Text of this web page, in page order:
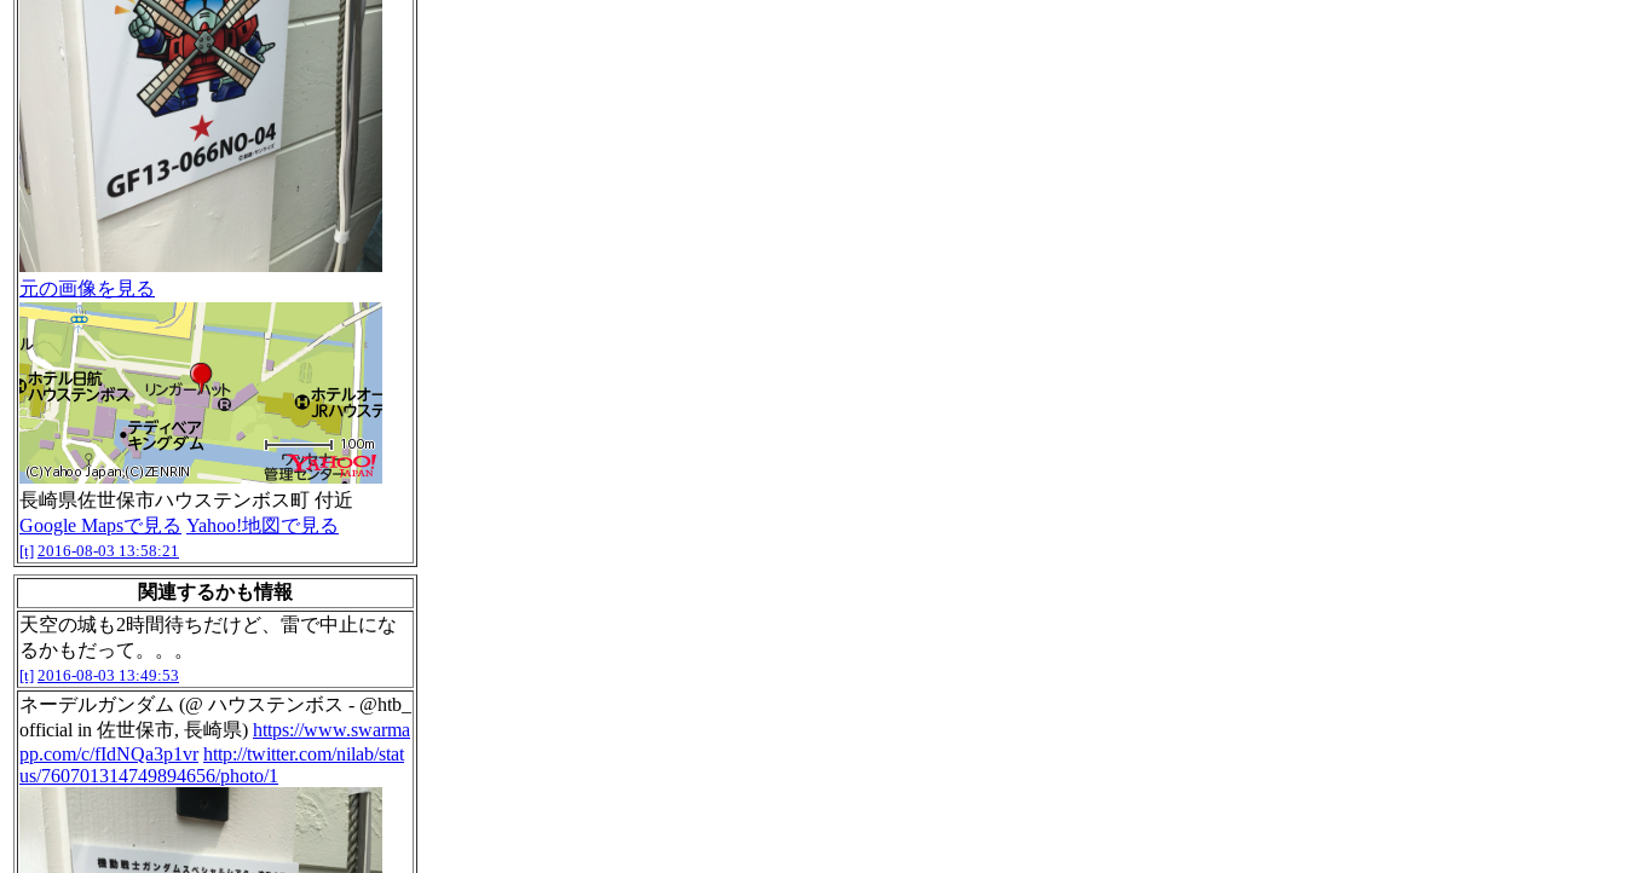
元の画像を見る
長崎県佐世保市ハウステンボス町 付近
Google Mapsで見る Yahoo!地図で見る
[t] 2016-08-03 13:58:21
関連するかも情報
天空の城も2時間待ちだけど、雷で中止にな
るかもだって。。。
[t] 2016-08-03 13:49:53
ネーデルガンダム (@ ハウステンボス - @htb_
official in 佐世保市, 長崎県) https://www.swarma
pp.com/c/fIdNQa3p1vr http://twitter.com/nilab/stat
us/760701314749894656/photo/1